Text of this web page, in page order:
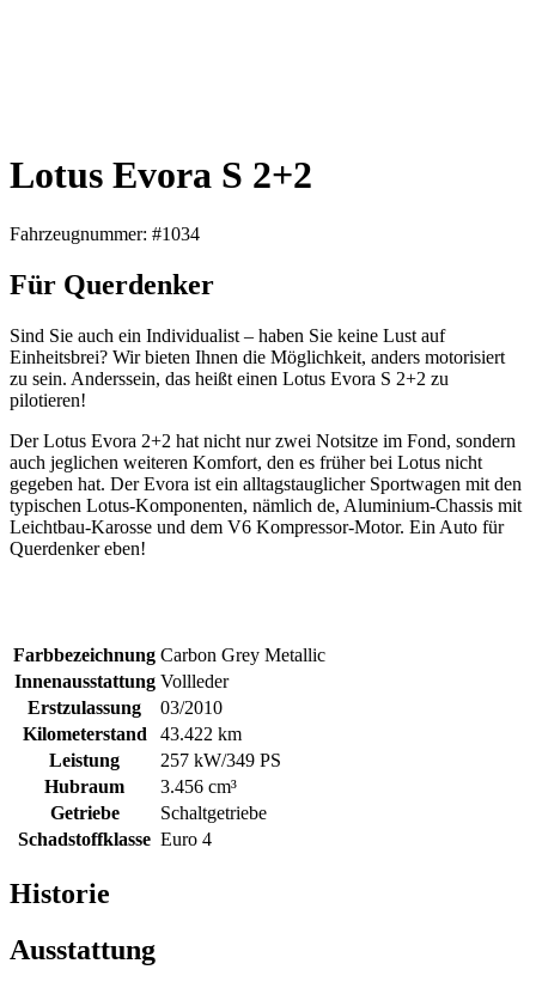
Lotus Evora S 2+2
Fahrzeugnummer: #1034
Für Querdenker
Sind Sie auch ein Individualist – haben Sie keine Lust auf
Einheitsbrei? Wir bieten Ihnen die Möglichkeit, anders motorisiert
zu sein. Anderssein, das heißt einen Lotus Evora S 2+2 zu
pilotieren!
Der Lotus Evora 2+2 hat nicht nur zwei Notsitze im Fond, sondern
auch jeglichen weiteren Komfort, den es früher bei Lotus nicht
gegeben hat. Der Evora ist ein alltagstauglicher Sportwagen mit den
typischen Lotus-Komponenten, nämlich de, Aluminium-Chassis mit
Leichtbau-Karosse und dem V6 Kompressor-Motor. Ein Auto für
Querdenker eben!
Farbbezeichnung Carbon Grey Metallic
Innenausstattung Vollleder
Erstzulassung
03/2010
Kilometerstand
43.422 km
Leistung
257 kW/349 PS
Hubraum
3.456 cm³
Getriebe
Schaltgetriebe
Schadstoffklasse Euro 4
Historie
Ausstattung